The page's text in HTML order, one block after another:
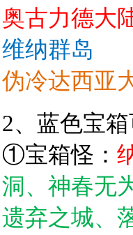
奥古力德大
维纳群岛
伪冷达西亚
2、蓝色宝
①宝箱怪：
洞、神春无
遗弃之城、